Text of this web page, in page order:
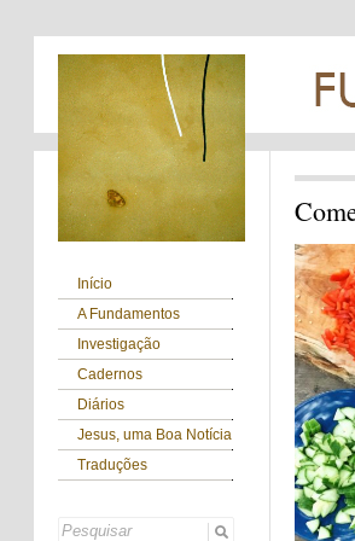
Início
A Fundamentos
Investigação
Cadernos
Diários
Jesus, uma Boa Notícia
Traduções